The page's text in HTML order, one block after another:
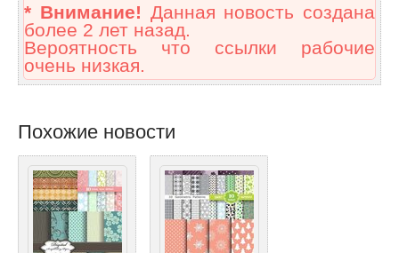
* Внимание! Данная новость создана
более 2 лет назад.
Вероятность что ссылки рабочие
очень низкая.
Похожие новости